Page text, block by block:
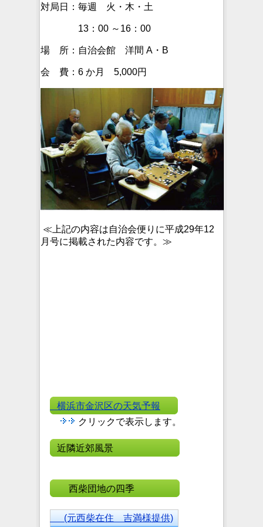
対局日：毎週 火・木・土
13：00 ～16：00
場 所：自治会館 洋間 A・B
会 費：6 か月 5,000円
≪上記の内容は自治会便りに平成29年12
月号に掲載された内容です。≫
横浜市金沢区の天気予報
クリックで表示します。
近隣近郊風景
西柴団地の四季
(元西柴在住 吉満様提供)